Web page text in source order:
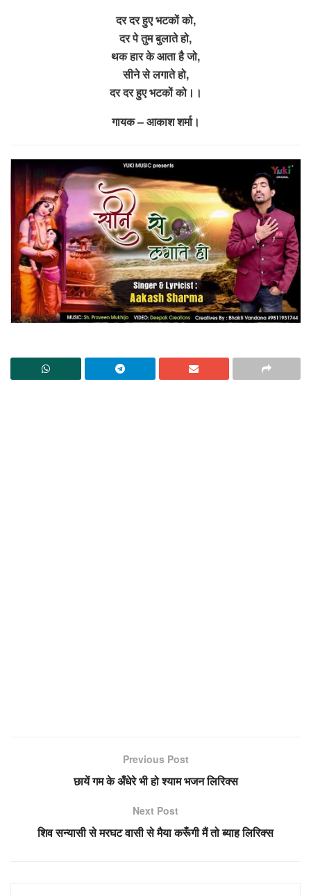
दर दर हुए भटकों को,
दर पे तुम बुलाते हो,
थक हार के आता है जो,
सीने से लगाते हो,
दर दर हुए भटकों को।।
गायक – आकाश शर्मा।
Previous Post
छायें गम के अँधेरे भी हो श्याम भजन लिरिक्स
Next Post
शिव सन्यासी से मरघट वासी से मैया करूँगी मैं तो ब्याह लिरिक्स